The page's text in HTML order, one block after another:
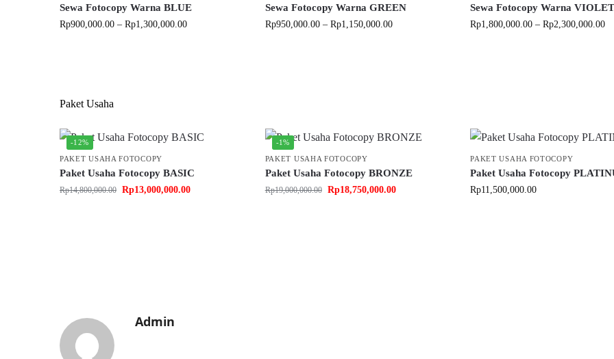
Sewa Fotocopy Warna BLUE
Rp900,000.00 – Rp1,300,000.00
Sewa Fotocopy Warna GREEN
Rp950,000.00 – Rp1,150,000.00
Sewa Fotocopy Warna VIOLET
Rp1,800,000.00 – Rp2,300,000.00
Paket Usaha
-12%
PAKET USAHA FOTOCOPY
Paket Usaha Fotocopy BASIC
Rp14,800,000.00 Rp13,000,000.00
-1%
PAKET USAHA FOTOCOPY
Paket Usaha Fotocopy BRONZE
Rp19,000,000.00 Rp18,750,000.00
PAKET USAHA FOTOCOPY
Paket Usaha Fotocopy
Rp11,500,000.00
Admin